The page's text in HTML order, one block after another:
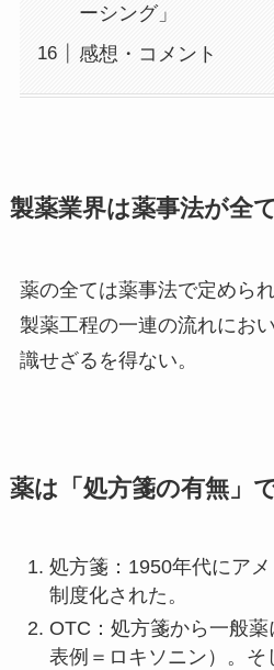
ーシング」
感想・コメント
製薬業界は薬事法が全
薬の全ては薬事法で定めら
製薬工程の一連の流れにお
識せざるを得ない。
薬は「処方箋の有無」
処方箋：1950年代にアメ
制度化された。
OTC：処方箋から一般
表例＝ロキソニン）。